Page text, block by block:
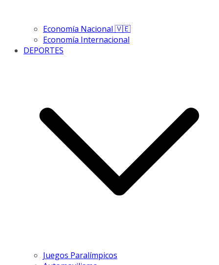
Economía Nacional 🇻🇪
Economía Internacional
DEPORTES
Juegos Paralímpicos